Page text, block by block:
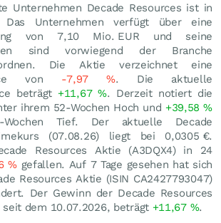
Unternehmen Decade Resources ist in
Das Unternehmen verfügt über eine
von 7,10 Mio. EUR und seine
sind vorwiegend der Branche
Die Aktie verzeichnet eine
von -7,97%. Die aktuelle
beträgt +11,67%. Derzeit notiert die
ihrem 52-Wochen Hoch und +39,58%
Tief. Der aktuelle Decade
(07.08.26) liegt bei 0,0305 €.
Resources Aktie (A3DQX4) in 24
%gefallen. Auf 7 Tage gesehen hat sich
Resources Aktie (ISIN CA2427793047)
Der Gewinn der Decade Resources
seit dem 10.07.2026, beträgt +11,67 %.